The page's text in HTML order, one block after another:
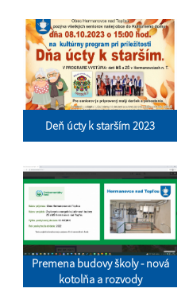
Deň úcty k starším 2023
Premena budovy školy - nová
kotolňa a rozvody